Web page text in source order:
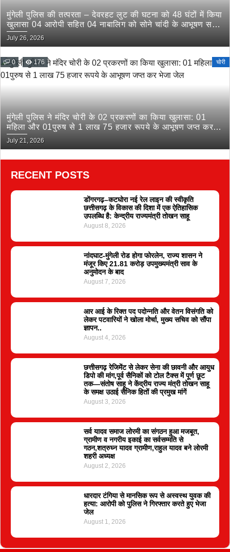
मुंगेली पुलिस की तत्परता – देवरहट लुट की घटना को 48 घंटों में किया
खुलासा 04 आरोपी सहित 04 नाबालिग को सोने चांदी के आभूषण सहित
किया गिरफ्तार
July 26, 2026
0 176 चोरी
मुंगेली पुलिस ने मंदिर चोरी के 02 प्रकरणों का किया खुलासा: 01
महिला और 01पुरुष से 1 लाख 75 हजार रूपये के आभूषण जप्त कर
भेजा जेल
July 21, 2026
RECENT POSTS
डोंगरगढ़–कटघोरा नई रेल लाइन की स्वीकृति
छत्तीसगढ़ के विकास की दिशा में एक ऐतिहासिक
उपलब्धि है: केन्द्रीय राज्यमंत्री तोखन साहू
August 8, 2026
नांदघाट-मुंगेली रोड होगा फोरलेन, राज्य शासन ने
मंजूर किए 21.81 करोड़ उपमुख्यमंत्री साव के
अनुमोदन के बाद
August 7, 2026
आर आई के रिक्त पद पदोन्नति और वेतन विसंगति को
लेकर पटवारियों ने खोला मोर्चा, मुख्य सचिव को सौंपा
ज्ञापन..
August 4, 2026
छत्तीसगढ़ रेजिमेंट से लेकर सेना की छावनी और आयुध
डिपो की मांग,पूर्व सैनिकों को टोल टैक्स में पूर्ण छूट
तक—संतोष साहू ने केंद्रीय राज्य मंत्री तोखन साहू
के समक्ष उठाई सैनिक हितों की प्रमुख मांगें
August 3, 2026
सर्व यादव समाज लोरमी का संगठन हुआ मजबूत,
ग्रामीण व नगरीय इकाई का सर्वसम्मति से
गठन,शत्रुघ्न यादव ग्रामीण,राहुल यादव बने लोरमी
शहरी अध्यक्ष
August 2, 2026
धारदार टंगिया से मानसिक रूप से अस्वस्थ युवक की
हत्या: आरोपी को पुलिस ने गिरफ्तार करते हुए भेजा
जेल
August 1, 2026